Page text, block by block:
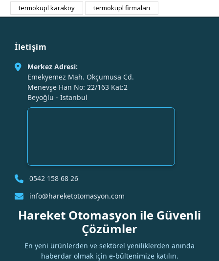
termokupl karaköy
termokupl firmaları
İletişim
Merkez Adresi:
Emekyemez Mah. Okçumusa Cd.
Menevşe Han No: 22/163 Kat:2
Beyoğlu - İstanbul
0542 158 68 26
info@hareketotomasyon.com
Hareket Otomasyon ile Güvenli
Çözümler
En yeni ürünlerden ve sektörel yeniliklerden anında
haberdar olmak için e-bültenimize katılın.